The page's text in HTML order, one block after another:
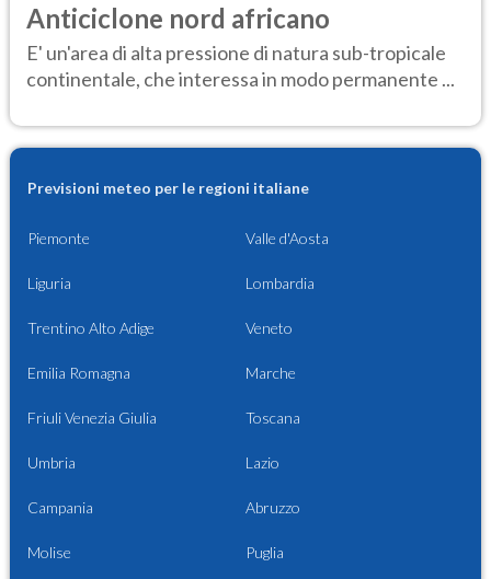
Anticiclone nord africano
E' un'area di alta pressione di natura sub-tropicale
continentale, che interessa in modo permanente ...
Previsioni meteo per le regioni italiane
Piemonte Valle d'Aosta
Liguria Lombardia
Trentino Alto Adige Veneto
Emilia Romagna Marche
Friuli Venezia Giulia Toscana
Umbria Lazio
Campania Abruzzo
Molise Puglia